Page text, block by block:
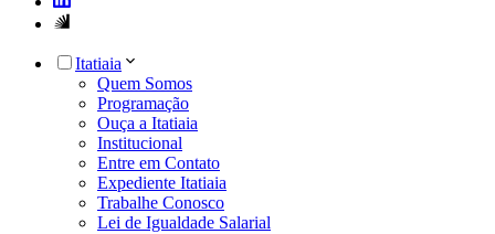
Itatiaia
Quem Somos
Programação
Ouça a Itatiaia
Institucional
Entre em Contato
Expediente Itatiaia
Trabalhe Conosco
Lei de Igualdade Salarial